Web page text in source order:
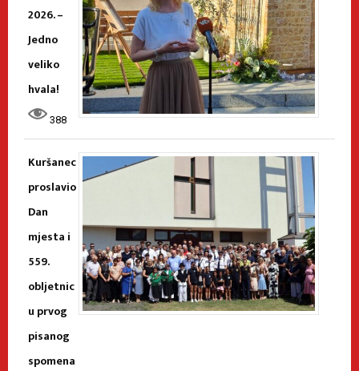
2026. –
Jedno
veliko
hvala!
388
Kuršanec
proslavio
Dan
mjesta i
559.
obljetnic
u prvog
pisanog
spomena